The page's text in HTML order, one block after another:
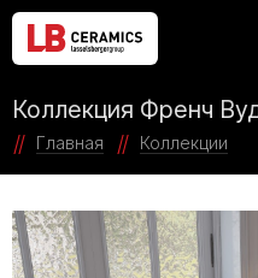
Коллекция Френч
Главная Коллекции